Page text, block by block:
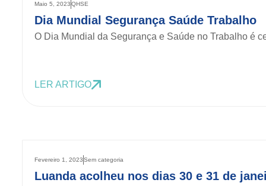
Maio 5, 2023QHSE
Dia Mundial Segurança Saúde Trabalho
O Dia Mundial da Segurança e Saúde no Trabalho é
LER ARTIGO
Fevereiro 1, 2023Sem categoria
Luanda acolheu nos dias 30 e 31 de